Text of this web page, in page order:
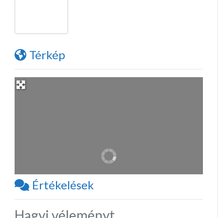
Térkép
Értékelések